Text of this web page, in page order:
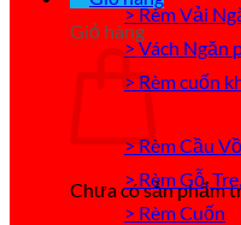
Giỏ hàng
Chưa có sản phẩm
> Rèm Vải
> Vách Ngăn
> Rèm cuốn
> Rèm Cầu
> Rèm Gỗ,
> Rèm Cuốn